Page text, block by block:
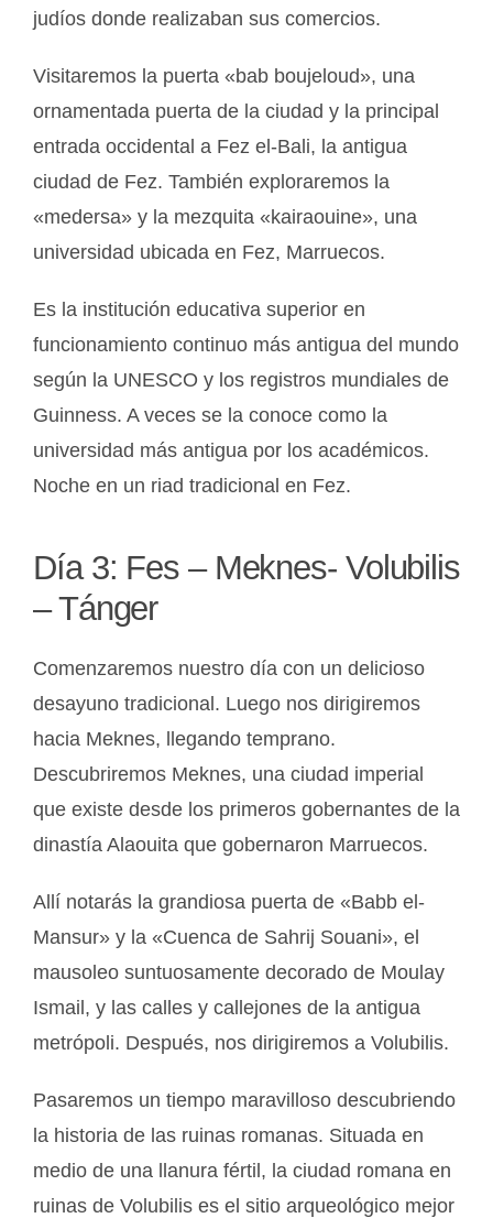
judíos donde realizaban sus comercios.
Visitaremos la puerta «bab boujeloud», una
ornamentada puerta de la ciudad y la principal
entrada occidental a Fez el-Bali, la antigua
ciudad de Fez. También exploraremos la
«medersa» y la mezquita «kairaouine», una
universidad ubicada en Fez, Marruecos.
Es la institución educativa superior en
funcionamiento continuo más antigua del mundo
según la UNESCO y los registros mundiales de
Guinness. A veces se la conoce como la
universidad más antigua por los académicos.
Noche en un riad tradicional en Fez.
Día 3: Fes – Meknes- Volubilis
– Tánger
Comenzaremos nuestro día con un delicioso
desayuno tradicional. Luego nos dirigiremos
hacia Meknes, llegando temprano.
Descubriremos Meknes, una ciudad imperial
que existe desde los primeros gobernantes de la
dinastía Alaouita que gobernaron Marruecos.
Allí notarás la grandiosa puerta de «Babb el-
Mansur» y la «Cuenca de Sahrij Souani», el
mausoleo suntuosamente decorado de Moulay
Ismail, y las calles y callejones de la antigua
metrópoli. Después, nos dirigiremos a Volubilis.
Pasaremos un tiempo maravilloso descubriendo
la historia de las ruinas romanas. Situada en
medio de una llanura fértil, la ciudad romana en
ruinas de Volubilis es el sitio arqueológico mejor